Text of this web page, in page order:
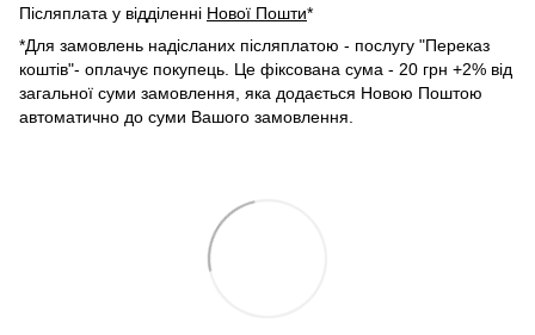
Післяплата у відділенні Нової Пошти*
*Для замовлень надісланих післяплатою - послугу "Переказ
коштів"- оплачує покупець. Це фіксована сума - 20 грн +2% від
загальної суми замовлення, яка додається Новою Поштою
автоматично до суми Вашого замовлення.